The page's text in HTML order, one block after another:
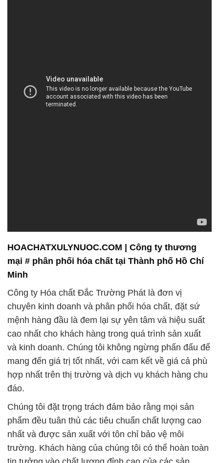
hợp nhất trên thị trường và dịch vụ khách hàng chu
đáo.
Chúng tôi đặt trọng trách đảm bảo rằng mọi sản
hàng đầu về hóa chất mà còn là đối tác đáng tin cậy
cam kết luôn sát cánh cùng khách hàng trên con
đường phát triển và thành công.
kết đem đến cho khách hàng sản phẩm hóa chất có
chất lượng đỉnh cao, đặc biệt là trong hỗ trợ quy
trình sản xuất dược phẩm. Ngoài ra, để hỗ trợ
ngành nông nghiệp phát triển bền vững, chúng tôi
đã cam kết cung cấp các sản phẩm hóa chất nông
nghiệp chất lượng cao nhất.
Hãy liên hệ với chúng tôi ngay hôm nay để trải
Chọn Công ty Hóa chất Đắc Trường Phát là lựa
chọn đồng hành cùng bạn trên mọi hành trình công
nghiệp và cuộc sống.
# Địa chỉ chuyên phân phối ¬ thương mại Hóa Chất